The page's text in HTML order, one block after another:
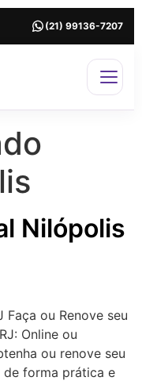
(21) 99136-7207
Nilópolis
ou Renove seu
Online ou
ou renove seu
forma prática e